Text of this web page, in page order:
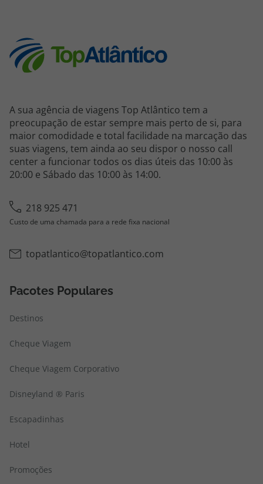
A sua agência de viagens Top Atlântico tem a
preocupação de estar sempre mais perto de si, para
maior comodidade e total facilidade na marcação das
suas viagens, tem ainda ao seu dispor o nosso call
center a funcionar todos os dias úteis das 10:00 às
20:00 e Sábado das 10:00 às 14:00.
218 925 471
Custo de uma chamada para a rede fixa nacional
topatlantico@topatlantico.com
Pacotes Populares
Destinos
Cheque Viagem
Cheque Viagem Corporativo
Disneyland ® Paris
Escapadinhas
Hotel
Promoções